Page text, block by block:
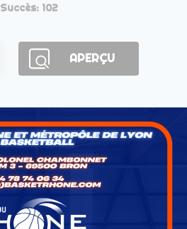
Succès: 102
APERÇU